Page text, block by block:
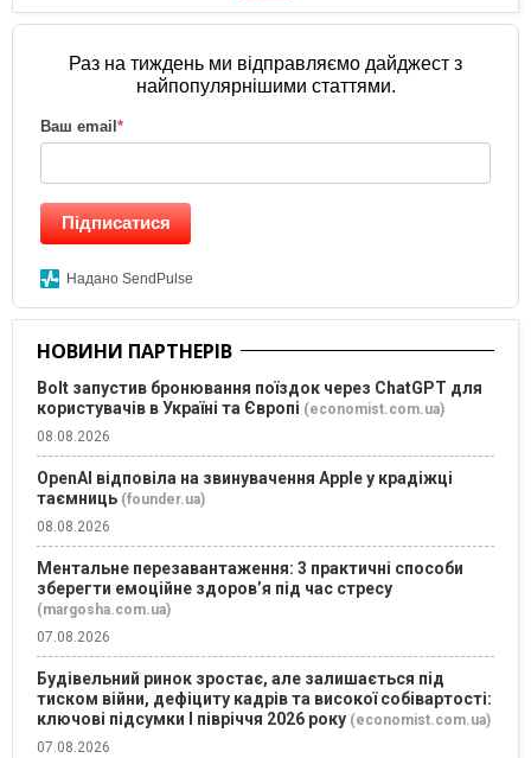
Раз на тиждень ми відправляємо дайджест з
найпопулярнішими статтями.
Ваш email *
Підписатися
Надано SendPulse
НОВИНИ ПАРТНЕРІВ
Bolt запустив бронювання поїздок через ChatGPT для
користувачів в Україні та Європі (economist.com.ua)
08.08.2026
OpenAI відповіла на звинувачення Apple у крадіжці
таємниць (founder.ua)
08.08.2026
Ментальне перезавантаження: 3 практичні способи
зберегти емоційне здоров’я під час стресу
(margosha.com.ua)
07.08.2026
Будівельний ринок зростає, але залишається під
тиском війни, дефіциту кадрів та високої собівартості:
ключові підсумки І півріччя 2026 року (economist.com.ua)
07.08.2026